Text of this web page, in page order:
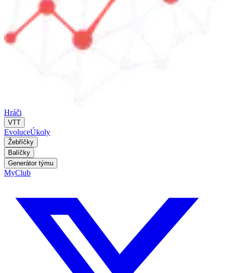
Hráči
VTT
EvoluceÚkoly
Žebříčky
Balíčky
Generátor týmu
MyClub